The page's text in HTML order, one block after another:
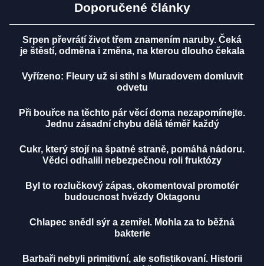
Doporučené články
Srpen převrátí život třem znamením naruby. Čeká
je štěstí, odměna i změna, na kterou dlouho čekala
Vyřízeno: Fleury už si stihl s Muradovem domluvit
odvetu
Při bouřce na těchto pár věcí doma nezapomínejte.
Jednu zásadní chybu dělá téměř každý
Cukr, který stojí na špatné straně, pomáhá nádoru.
Vědci odhalili nebezpečnou roli fruktózy
Byl to rozlučkový zápas, okomentoval promotér
budoucnost hvězdy Oktagonu
Chlapec snědl sýr a zemřel. Mohla za to běžná
bakterie
Barbaři nebyli primitivní, ale sofistikovaní. Historii